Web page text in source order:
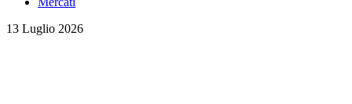
13 Luglio 2026